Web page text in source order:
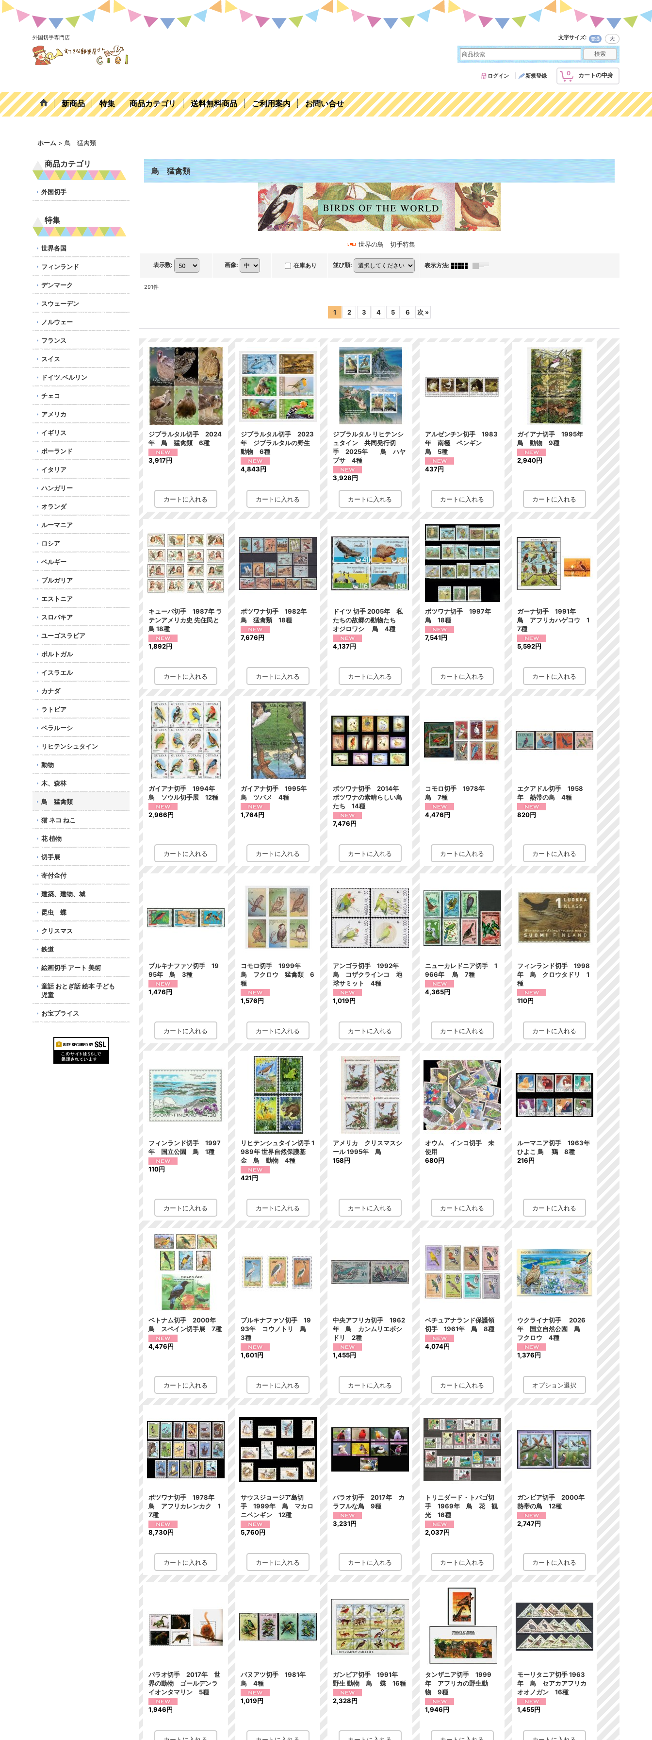
外国切手専門店 文字サイズ:
0 カートの中身
ログイン 新規登録
新商品 特集 商品カテゴリ 送料無料商品 ご利用案内 お問い合せ
ホーム > 鳥 猛禽類
商品カテゴリ
外国切手
特集
世界各国
フィンランド
デンマーク
スウェーデン
ノルウェー
フランス
スイス
ドイツ.ベルリン
チェコ
アメリカ
イギリス
ポーランド
イタリア
ハンガリー
オランダ
ルーマニア
ロシア
ベルギー
ブルガリア
エストニア
スロバキア
ユーゴスラビア
ポルトガル
イスラエル
カナダ
ラトビア
ベラルーシ
リヒテンシュタイン
動物
木、森林
鳥 猛禽類
猫 ネコ ねこ
花 植物
切手展
寄付金付
建築、建物、城
昆虫 蝶
クリスマス
鉄道
絵画切手 アート 美術
童話 おとぎ話 絵本 子ども
児童
お宝プライス
鳥 猛禽類
世界の鳥 切手特集
表示数: 画像: 在庫あり 並び順: 表示方法:
291件
1 2 3 4 5 6 次 »
ジブラルタル切手 2024
年 鳥 猛禽類 6種
3,917円
ジブラルタル切手 2023
年 ジブラルタルの野生
動物 6種
4,843円
ジブラルタル リヒテンシ
ュタイン 共同発行切
手 2025年 鳥 ハヤ
ブサ 4種
3,928円
アルゼンチン切手 1983
年 南極 ペンギン
鳥 5種
437円
ガイアナ切手 1995年
鳥 動物 9種
2,940円
キューバ切手 1987年 ラ
テンアメリカ史 先住民と
鳥 18種
1,892円
ボツワナ切手 1982年
鳥 猛禽類 18種
7,676円
ドイツ 切手 2005年 私
たちの故郷の動物たち
オジロワシ 鳥 4種
4,137円
ボツワナ切手 1997年
鳥 18種
7,541円
ガーナ切手 1991年
鳥 アフリカハゲコウ 1
7種
5,592円
ガイアナ切手 1994年
鳥 ソウル切手展 12種
2,966円
ガイアナ切手 1995年
鳥 ツバメ 4種
1,764円
ボツワナ切手 2014年
ボツワナの素晴らしい鳥
たち 14種
7,476円
コモロ切手 1978年
鳥 7種
4,476円
エクアドル切手 1958
年 熱帯の鳥 4種
820円
ブルキナファソ切手 19
95年 鳥 3種
1,476円
コモロ切手 1999年
鳥 フクロウ 猛禽類 6
種
1,576円
アンゴラ切手 1992年
鳥 コザクラインコ 地
球サミット 4種
1,019円
ニューカレドニア切手 1
966年 鳥 7種
4,365円
フィンランド切手 1998
年 鳥 クロウタドリ 1
種
110円
フィンランド切手 1997
年 国立公園 鳥 1種
110円
リヒテンシュタイン切手 1
989年 世界自然保護基
金 鳥 動物 4種
421円
アメリカ クリスマスシ
ール 1995年 鳥
158円
オウム インコ切手 未
使用
680円
ルーマニア切手 1963年
ひよこ 鳥 鶏 8種
216円
ベトナム切手 2000年
鳥 スペイン切手展 7種
4,476円
ブルキナファソ切手 19
93年 コウノトリ 鳥
3種
1,601円
中央アフリカ切手 1962
年 鳥 カンムリエボシ
ドリ 2種
1,455円
ベチュアナランド保護領
切手 1961年 鳥 8種
4,074円
ウクライナ切手 2026
年 国立自然公園 鳥
フクロウ 4種
1,376円
ボツワナ切手 1978年
鳥 アフリカレンカク 1
7種
8,730円
サウスジョージア島切
手 1999年 鳥 マカロ
ニペンギン 12種
5,760円
パラオ切手 2017年 カ
ラフルな鳥 9種
3,231円
トリニダード・トバゴ切
手 1969年 鳥 花 観
光 16種
2,037円
ガンビア切手 2000年
熱帯の鳥 12種
2,747円
パラオ切手 2017年 世
界の動物 ゴールデンラ
イオンタマリン 5種
1,946円
バヌアツ切手 1981年
鳥 4種
1,019円
ガンビア切手 1991年
野生 動物 鳥 蝶 16種
2,328円
タンザニア切手 1999
年 アフリカの野生動
物 9種
1,946円
モーリタニア切手 1963
年 鳥 セアカアフリカ
オオノガン 16種
1,455円